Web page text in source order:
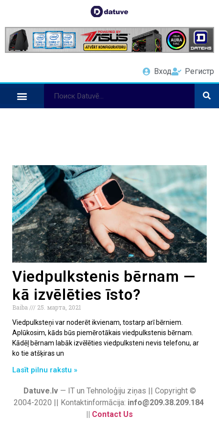
Вход Регистр
Viedpulkstenis bērnam —
kā izvēlēties īsto?
Baiba
25. марта, 2021
Viedpulksteņi var noderēt ikvienam, tostarp arī bērniem.
Aplūkosim, kāds būs piemērotākais viedpulkstenis bērnam.
Kādēļ bērnam labāk izvēlēties viedpulksteni nevis telefonu, ar
ko tie atšķiras un
Lasīt pilnu rakstu »
Datuve.lv— IT un Tehnoloģiju ziņas || Copyright ©
2004-2020 || Kontaktinformācija: info@209.38.209.184
|| Contact Us